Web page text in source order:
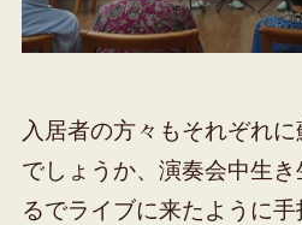
入居者の方々もそれぞれ
でしょうか、演奏会中生
るでライブに来たように